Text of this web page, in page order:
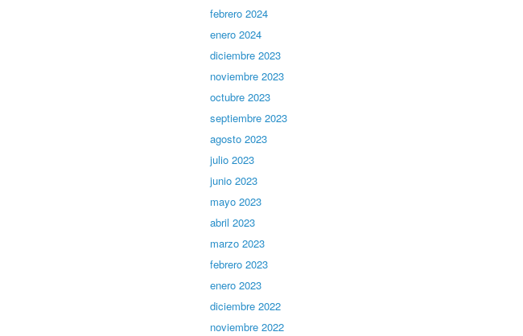
febrero 2024
enero 2024
diciembre 2023
noviembre 2023
octubre 2023
septiembre 2023
agosto 2023
julio 2023
junio 2023
mayo 2023
abril 2023
marzo 2023
febrero 2023
enero 2023
diciembre 2022
noviembre 2022